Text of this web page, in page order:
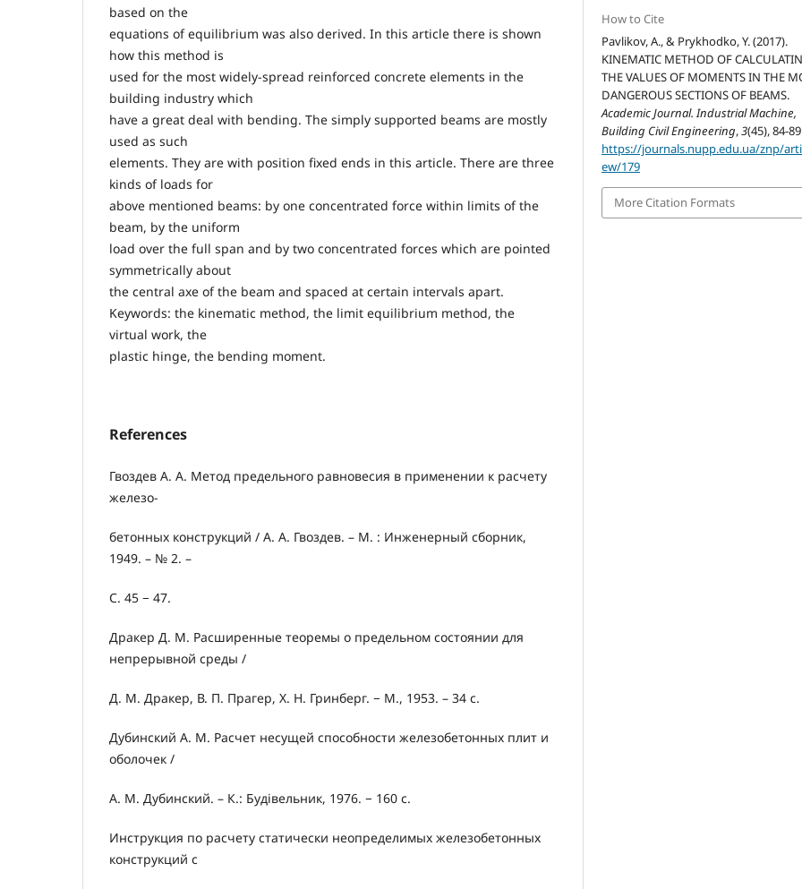
based on the
equations of equilibrium was also derived. In this article there is shown
how this method is
used for the most widely-spread reinforced concrete elements in the
building industry which
have a great deal with bending. The simply supported beams are mostly
used as such
elements. They are with position fixed ends in this article. There are three
kinds of loads for
above mentioned beams: by one concentrated force within limits of the
beam, by the uniform
load over the full span and by two concentrated forces which are pointed
symmetrically about
the central axe of the beam and spaced at certain intervals apart.
Keywords: the kinematic method, the limit equilibrium method, the
virtual work, the
plastic hinge, the bending moment.
References
Гвоздев А. А. Метод предельного равновесия в применении к расчету
железо-
бетонных конструкций / А. А. Гвоздев. – М. : Инженерный сборник,
1949. – № 2. –
С. 45 − 47.
Дракер Д. М. Расширенные теоремы о предельном состоянии для
непрерывной среды /
Д. М. Дракер, В. П. Прагер, Х. Н. Гринберг. − М., 1953. – 34 с.
Дубинский А. М. Расчет несущей способности железобетонных плит и
оболочек /
А. М. Дубинский. – К.: Будівельник, 1976. − 160 с.
Инструкция по расчету статически неопределимых железобетонных
конструкций с
How to Cite
Pavlikov, A., & Prykhodko, Y. (2017).
KINEMATIC METHOD OF
THE VALUES OF MOMENTS IN THE
DANGEROUS SECTIONS OF BEAMS.
Academic Journal. Industrial Machine,
Building Civil Engineering,3(45), 84-
https://journals.nupp.edu.ua/znp/
ew/179
More Citation Formats